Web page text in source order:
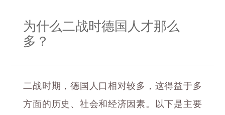
为什么二战时德国人才那么
多？
二战时期，德国人口相对较多，这得益于多
方面的历史、社会和经济因素。以下是主要